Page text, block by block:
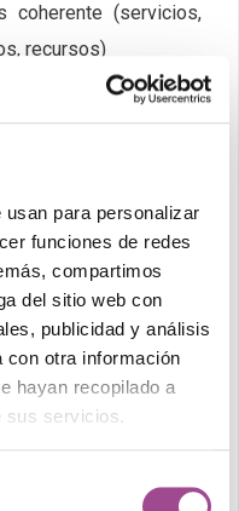
para personalizar
funciones de redes
compartimos
del sitio web con
publicidad y análisis
con otra información
hayan recopilado a
sus servicios.
coherente (servicios,
recursos)
tablet y escritorio.
real (no solo
Pasa a serun activo
del día.
algo rápido y ya lo
porque cuando la web